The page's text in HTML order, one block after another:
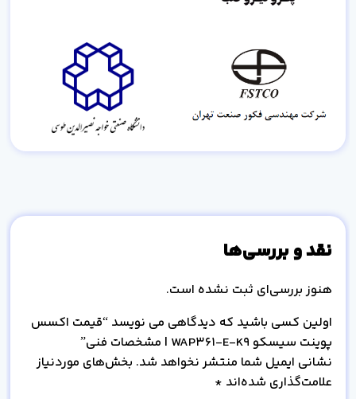
نقد و بررسی‌ها
هنوز بررسی‌ای ثبت نشده است.
اولین کسی باشید که دیدگاهی می نویسد “قیمت اکسس
پوینت سیسکو WAP361-E-K9 | مشخصات فنی”
نشانی ایمیل شما منتشر نخواهد شد. بخش‌های موردنیاز
علامت‌گذاری شده‌اند *